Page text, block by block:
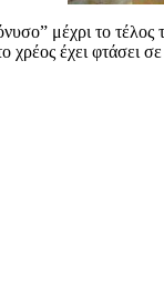
μέχρι το
χρέος έχει φτάσει